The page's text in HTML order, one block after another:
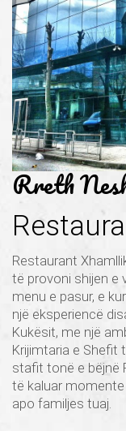
Rreth
Restaurant
të provoni shijen e
menu e pasur, e
një eksperiencë
Kukësit, me një
Krijimtaria e Shefit
stafit tonë e bëjnë
të kaluar
apo familjes tuaj.